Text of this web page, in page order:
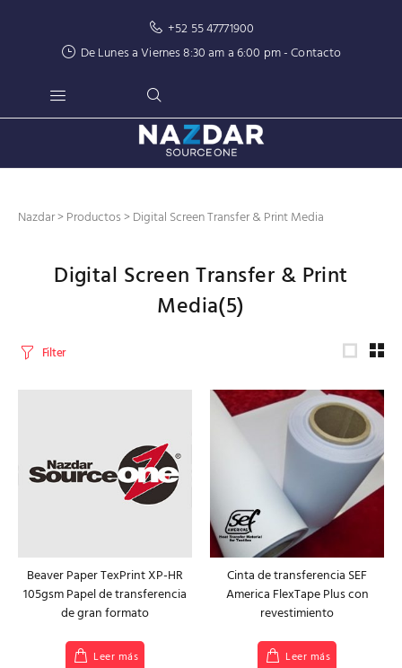
+52 55 47771900
De Lunes a Viernes 8:30 am a 6:00 pm -Contacto
Nazdar>Productos>Digital Screen Transfer & Print Media
Digital Screen Transfer & Print
Media(5)
Filter
Beaver Paper TexPrint XP-HR
105gsm Papel de transferencia
de gran formato
Leer más
Cinta de transferencia SEF
America FlexTape Plus con
revestimiento
Leer más